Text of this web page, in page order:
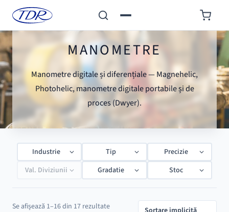
MANOMETRE
Manometre digitale și diferențiale — Magnehelic,
Photohelic, manometre digitale portabile și de
proces (Dwyer).
Industrie Tip
Precizie
Val. Diviziunii
Gradatie Stoc
Se afișează 1–16 din 17 rezultate